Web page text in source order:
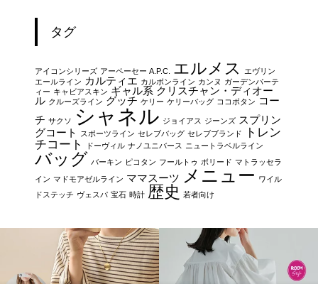
タグ
アイコンシリーズ アーペーセー A.P.C. エルメス
エヴリン
エールライン カルティエ カルボンライン カンヌ ガーデンパーテ
ィー キャビアスキン ギャル系 クリスチャン・ディオー
ル クルーズライン グッチ ケリー ケリーバッグ ココボタン コー
チ サクソ シャネル ジョイアス ジーンズ スプリン
グコート
スポーツライン セレブバッグ セレブブランド
トレン
チコート
ドーヴィル ナノユニバース ニュートラベルライン
バッグ バーキン ピコタン フールトゥ ボリード マトラッセラ
イン マドモアゼルライン ママスーツ メニュー ワイル
ドステッチ ヴェスパ 宝石 時計 歴史 若者向け